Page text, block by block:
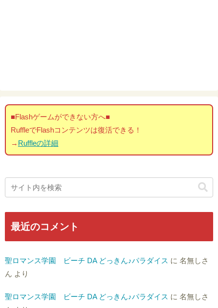
■Flashゲームができない方へ■
RuffleでFlashコンテンツは復活できる！
→ Ruffleの詳細
最近のコメント
聖ロマンス学園 ビーチ DA どっきん♪パラダイス に 名無しさ
ん より
聖ロマンス学園 ビーチ DA どっきん♪パラダイス に 名無しさ